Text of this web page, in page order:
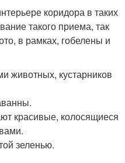
коридора в таких
такого приема, так
в рамках, гобелены и
животных, кустарников
красивые, колосящиеся
зеленью.